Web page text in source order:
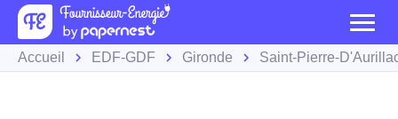
Accueil EDF-GDF Gironde Saint-Pierre-